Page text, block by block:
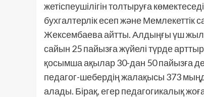
жетіспеушілігін толтыруға
бухгалтерлік есеп және
Жексембаева айтты. Алдыңғы үш жыл
сайын 25 пайызға жүйелі түрде
қосымша ақылар 30-дан 50 пайызға
педагог-шебердің жалақысы 373
алады. Бірақ, егер педагогикалық